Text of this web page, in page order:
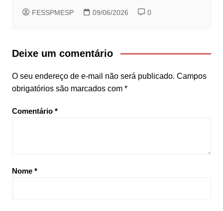
FESSPMESP 09/06/2026 0
Deixe um comentário
O seu endereço de e-mail não será publicado. Campos
obrigatórios são marcados com *
Comentário *
Nome *